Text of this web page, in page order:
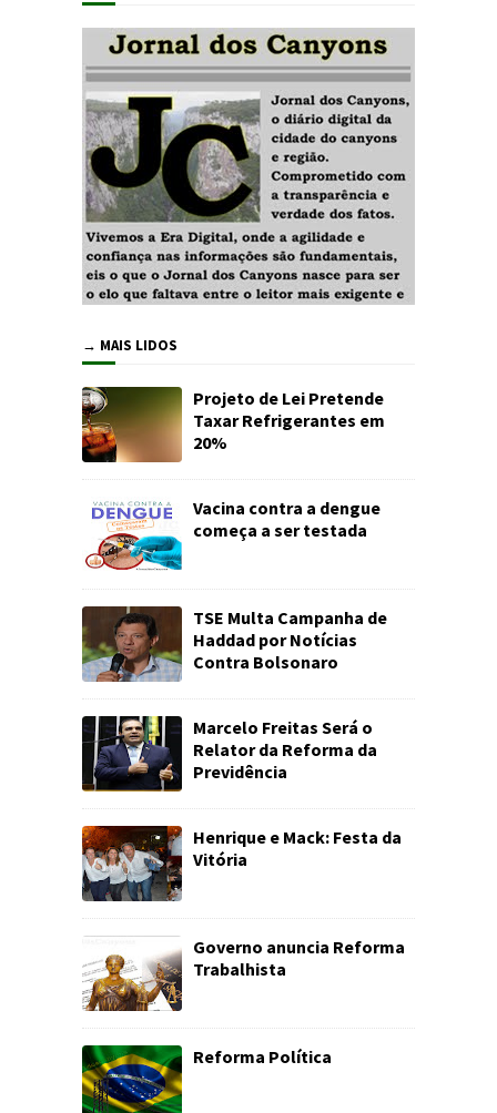
→ MAIS LIDOS
Projeto de Lei Pretende
Taxar Refrigerantes em
20%
Vacina contra a dengue
começa a ser testada
TSE Multa Campanha de
Haddad por Notícias
Contra Bolsonaro
Marcelo Freitas Será o
Relator da Reforma da
Previdência
Henrique e Mack: Festa da
Vitória
Governo anuncia Reforma
Trabalhista
Reforma Política